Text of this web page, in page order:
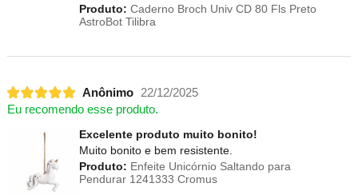
Produto: Caderno Broch Univ CD 80 Fls Preto
AstroBot Tilibra
Anônimo
22/12/2025
Eu recomendo esse produto.
Excelente produto muito bonito!
Muito bonito e bem resistente.
Produto: Enfeite Unicórnio Saltando para
Pendurar 1241333 Cromus